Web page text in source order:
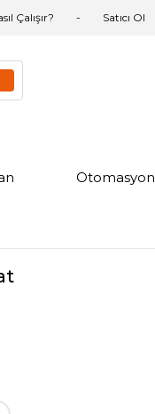
Çalışır? Satıcı Ol
Otomasyon